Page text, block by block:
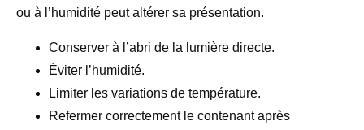
ou à l’humidité peut altérer sa présentation.
Conserver à l’abri de la lumière directe.
Éviter l’humidité.
Limiter les variations de température.
Refermer correctement le contenant après